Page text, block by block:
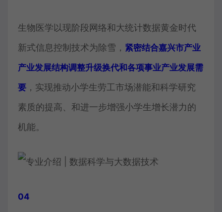
生物医学以现阶段网络和大统计数据黄金时代
新式信息控制技术为除雪， 紧密结合嘉兴市产业
产业发展结构调整升级换代和各项事业产业发展需
要 ，实现推动小学生劳工市场潜能和科学研究
素质的提高、和进一步增强小学生增长潜力的
机能。
04